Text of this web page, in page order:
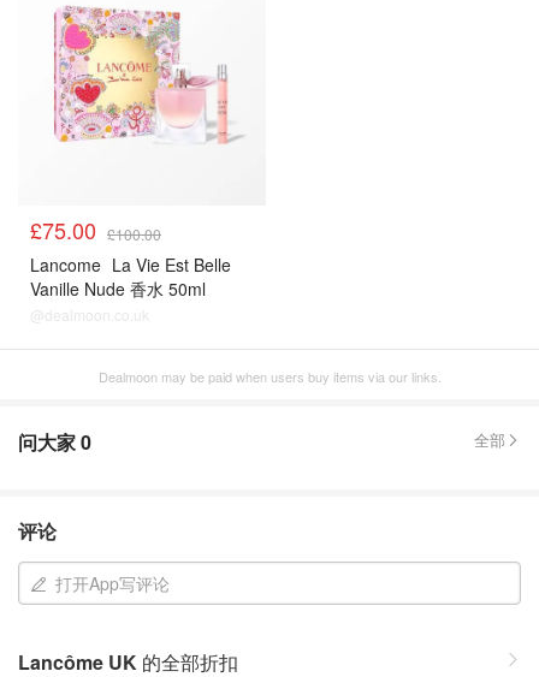
£75.00 £100.00
Lancome La Vie Est Belle
Vanille Nude 香水 50ml
@dealmoon.co.uk
Dealmoon may be paid when users buy items via our links.
问大家0 全部
评论
打开App写评论
Lancôme UK 的全部折扣